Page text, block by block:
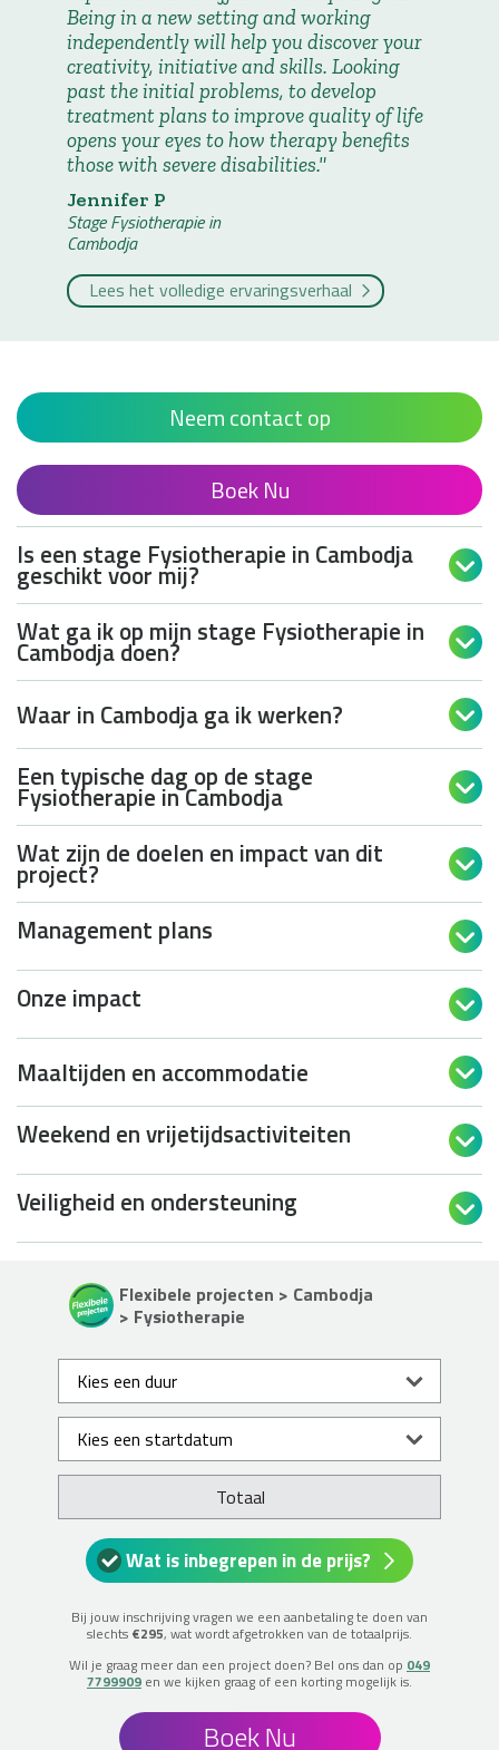
Being in a new setting and working
independently will help you discover your
creativity, initiative and skills. Looking
past the initial problems, to develop
treatment plans to improve quality of life
opens your eyes to how therapy benefits
those with severe disabilities.
Jennifer P
Stage Fysiotherapie in
Cambodja
Lees het volledige ervaringsverhaal
Neem contact op
Boek Nu
Is een stage Fysiotherapie in Cambodja
geschikt voor mij? 
Wat ga ik op mijn stage Fysiotherapie in
Cambodja doen? 
Waar in Cambodja ga ik werken? 
Een typische dag op de stage
Fysiotherapie in Cambodja 
Wat zijn de doelen en impact van dit
project? 
Management plans 
Onze impact 
Maaltijden en accommodatie 
Weekend en vrijetijdsactiviteiten 
Veiligheid en ondersteuning 
Flexibele projecten > Cambodja
> Fysiotherapie
Totaal
Wat is inbegrepen in de prijs?
Bij jouw inschrijving vragen we een aanbetaling te doen van
slechts €295, wat wordt afgetrokken van de totaalprijs.
Wil je graag meer dan een project doen? Bel ons dan op 049
7799909 en we kijken graag of een korting mogelijk is.
Boek Nu